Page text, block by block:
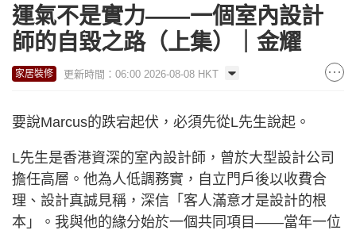
運氣不是實力——一個室內設計
師的自毀之路（上集）｜金耀
家居裝修 更新時間：06:00 2026-08-08 HKT
要說Marcus的跌宕起伏，必須先從L先生說起。
L先生是香港資深的室內設計師，曾於大型設計公司
擔任高層。他為人低調務實，自立門戶後以收費合
理、設計真誠見稱，深信「客人滿意才是設計的根
本」。我與他的緣分始於一個共同項目——當年一位